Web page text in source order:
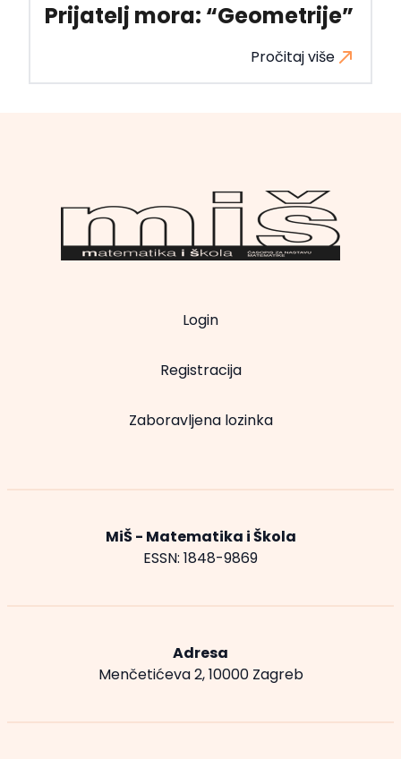
Prijatelj mora: “Geometrije”
Pročitaj više
Login
Registracija
Zaboravljena lozinka
MiŠ - Matematika i Škola
ESSN: 1848-9869
Adresa
Menčetićeva 2, 10000 Zagreb